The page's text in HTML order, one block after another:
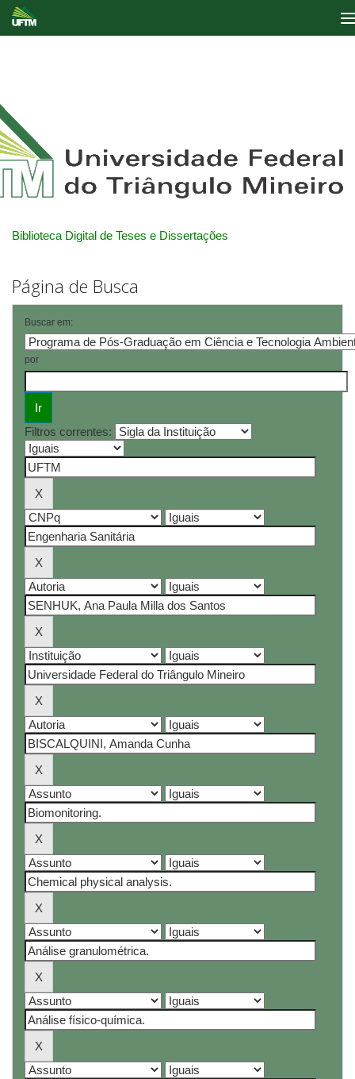
Biblioteca Digital de Teses e Dissertações
Página de Busca
Buscar em:
por
Filtros correntes: